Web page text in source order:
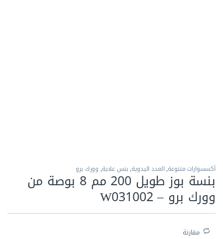
أكسسوارات متنوعة,العدد اليدوية,بنس عادية, وورك برو
بنسة بوز طويل 200 مم 8 بوصة من
وورك برو – W031002
مقارنة